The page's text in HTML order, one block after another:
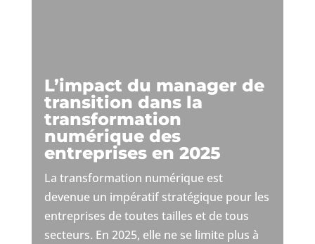
L’impact du manager de
transition dans la
transformation
numérique des
entreprises en 2025
La transformation numérique est
devenue un impératif stratégique pour les
entreprises de toutes tailles et de tous
secteurs. En 2025, elle ne se limite plus à